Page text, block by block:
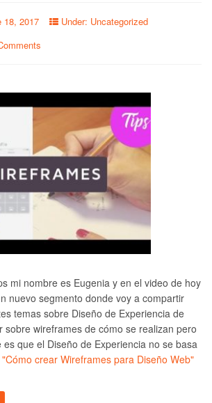
18, 2017 Under: Uncategorized
mi nombre es Eugenia y en el video de hoy
nuevo segmento donde voy a compartir
temas sobre Diseño de Experiencia de
sobre wireframes de cómo se realizan pero
que el Diseño de Experiencia no se basa
"Cómo crear Wireframes para Diseño Web"